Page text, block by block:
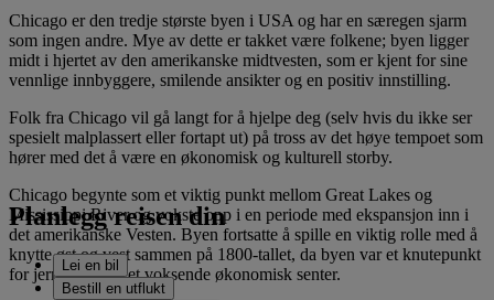
Chicago er den tredje største byen i USA og har en særegen sjarm
som ingen andre. Mye av dette er takket være folkene; byen ligger
midt i hjertet av den amerikanske midtvesten, som er kjent for sine
vennlige innbyggere, smilende ansikter og en positiv innstilling.
Folk fra Chicago vil gå langt for å hjelpe deg (selv hvis du ikke ser
spesielt malplassert eller fortapt ut) på tross av det høye tempoet som
hører med det å være en økonomisk og kulturell storby.
Chicago begynte som et viktig punkt mellom Great Lakes og
Mississippi River og vokste opp i en periode med ekspansjon inn i
det amerikanske Vesten. Byen fortsatte å spille en viktig rolle med å
knytte øst og vest sammen på 1800-tallet, da byen var et knutepunkt
for jernbanen og et voksende økonomisk senter.
Planlegg reisen din
Lei en bil
Bestill en utflukt